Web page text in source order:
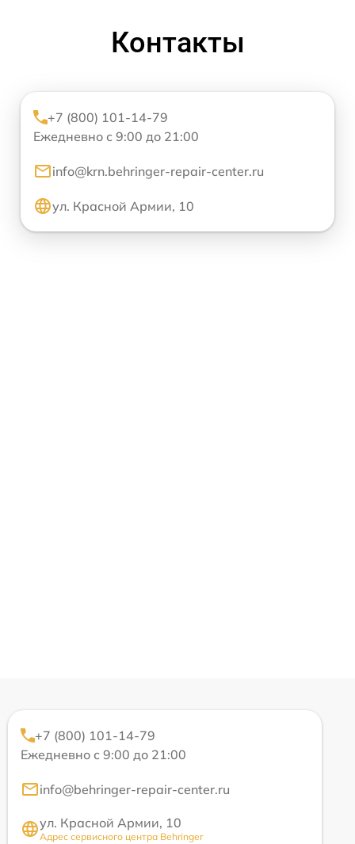
Контакты
+7 (800) 101-14-79
Ежедневно с 9:00 до 21:00
info@krn.behringer-repair-center.ru
ул. Красной Армии, 10
+7 (800) 101-14-79
Ежедневно с 9:00 до 21:00
info@behringer-repair-center.ru
ул. Красной Армии, 10
Адрес сервисного центра Behringer